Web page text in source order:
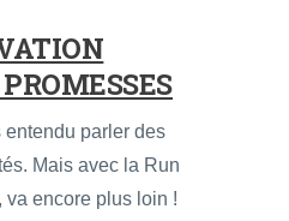
parler des
Mais avec la Run
va encore plus loin !